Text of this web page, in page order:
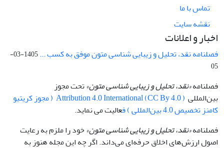
تماس با ما
نقشه سایت
اخبار و اعلانات
فصلنامه نقد، تحلیل و زیبایی شناسی متون موفق به کسب ...
1405-03-
05
فصلنامه«نقد، تحلیل و زیبایی شناسی متون»تحت مجوز
بین‌المللی
Attribution 4.0 International (CC By 4.0 ) ( مجوز کریتیو
کامنز تخصیص 4.0 بین‌المللی ) ف
عالیت می نماید.
فصلنامه«نقد، تحلیل و زیبایی شناسی متون»خود را ملزم به رعایت
اصول ارزش‌های اخلاق حرفه‌ای می‌داند. اگر چه این مجله هنوز به